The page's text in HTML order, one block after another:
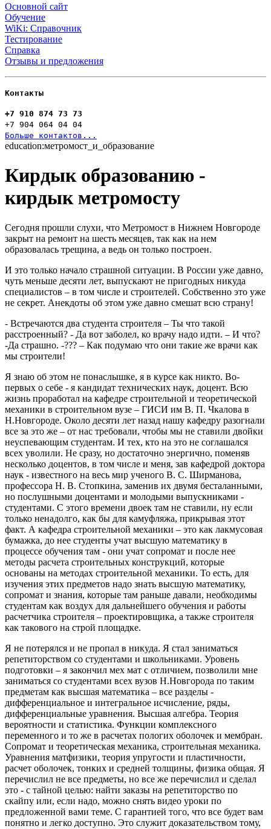
Основной сайт
Обучение
WiKi: Справочник
Тестирование
Справка
Отзывы и предложения
Контакты
+7 910 874 73 73
+7 904 064 04 04
Больше контактов...
education:метромост_и_образование
Кирдык образованию -
кирдык метромосту
Сегодня прошли слухи, что Метромост в Нижнем Новгороде
закрыт на ремонт на шесть месяцев, так как на нем
образовалась трещина, а ведь он только построен.
И это только начало страшной ситуации. В России уже давно,
чуть меньше десяти лет, выпускают не пригодных никуда
специалистов – в том числе и строителей. Собственно это уже
не секрет. Анекдоты об этом уже давно смешат всю страну!
- Встречаются два студента строителя – Ты что такой
расстроенный? - Да вот заболел, ко врачу надо идти. – И что?
-Да страшно. -??? – Как подумаю что они такие же врачи как
мы строители!
Я знаю об этом не понаслышке, я в курсе как никто. Во-
первых о себе - я кандидат технических наук, доцент. Всю
жизнь проработал на кафедре строительной и теоретической
механики в строительном вузе – ГИСИ им В. П. Чкалова в
Н.Новгороде. Около десяти лет назад нашу кафедру разогнали
все за это же – от нас требовали, чтобы мы не ставили двойки
неуспевающим студентам. И тех, кто на это не соглашался
всех уволили. Не сразу, но достаточно энергично, поменяв
несколько доцентов, в том числе и меня, зав кафедрой доктора
наук - известного на весь мир ученого В. С. Ширманова,
профессора Н. В. Стопкина, заменив их двумя бесталанными,
но послушными доцентами и молодыми выпускниками -
студентами. С этого времени двоек там не ставили, ну если
только ненадолго, как бы для камуфляжа, прикрывая этот
факт. А кафедра строительной механики – это как лакмусовая
бумажка, до нее студенты учат высшую математику в
процессе обучения там - они учат сопромат и после нее
методы расчета строительных конструкций, которые
основаны на методах строительной механики. То есть, для
изучения этих предметов надо знать высшую математику,
сопромат и знания, которые там раньше давали, необходимы
студентам как воздух для дальнейшего обучения и работы
расчетчика строителя – проектировщика, а также строителя
как такового на строй площадке.
Я не потерялся и не пропал в никуда. Я стал заниматься
репетиторством со студентами и школьниками. Уровень
подготовки – я закончил мех мат с отличием, позволили мне
заниматься со студентами всех вузов Н.Новгорода по таким
предметам как высшая математика – все разделы -
дифференциальное и интегральное исчисление, ряды,
дифференциальные уравнения. Высшая алгебра. Теория
вероятности и статистика. Функции комплексного
переменного и то же в расчетах пологих оболочек и мембран.
Сопромат и теоретическая механика, строительная механика.
Уравнения матфизики, теория упругости и пластичности,
расчет оболочек, тонких и средней толщины, физика общая. Я
перечислил не все предметы, но все же перечислил и сделал
это - с тайной целью: найти заказы на репетиторство по
скайпу или, если надо, можно снять видео уроки по
предложенной вами теме. С гарантией того, что все будет вам
понятно и легко доступно. Это служит доказательством тому,